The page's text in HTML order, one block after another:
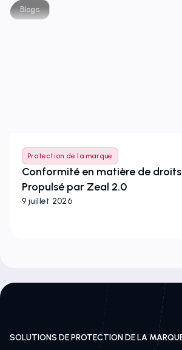
Blogs
Protection de la marque
Conformité en matière de
Propulsé par Zeal 2.0
9 juillet 2026
SOLUTIONS DE PROTECTION DE LA